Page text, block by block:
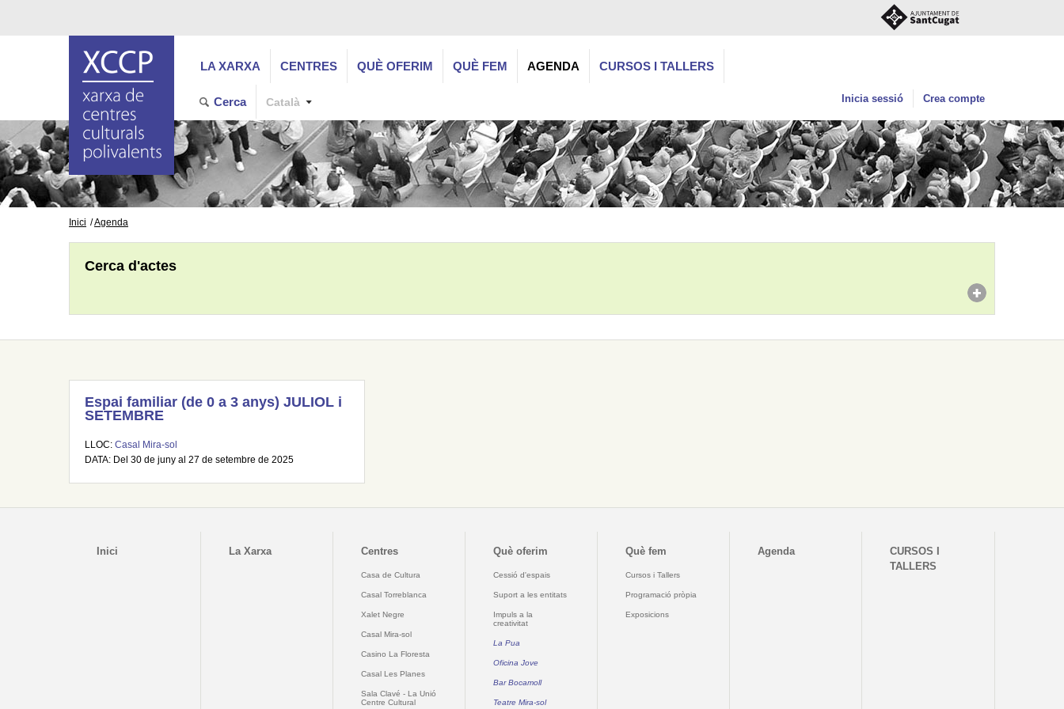
LA XARXA CENTRES QUÈ OFERIM QUÈ FEM AGENDA CURSOS I TALLERS
Cerca Català Inicia sessió Crea compte
Inici Agenda
Cerca d'actes
Espai familiar (de 0 a 3 anys) JULIOL i
SETEMBRE
LLOC: Casal Mira-sol
DATA: Del 30 de juny al 27 de setembre de 2025
Inici La Xarxa Centres
Casa de Cultura
Casal Torreblanca
Xalet Negre
Casal Mira-sol
Casino La Floresta
Casal Les Planes
Sala Clavé - La Unió
Centre Cultural
Què oferim
Cessió d'espais
Suport a les entitats
Impuls a la
creativitat
La Pua
Oficina Jove
Bar Bocamoll
Teatre Mira-sol
Què fem
Cursos i Tallers
Programació pròpia
Exposicions
Agenda
CURSOS I
TALLERS